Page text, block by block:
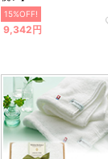
15%OFF!
9,342円